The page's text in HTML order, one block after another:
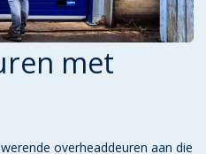
met
overheaddeuren aan die